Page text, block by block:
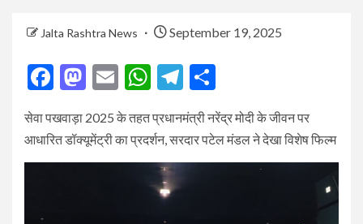
Jalta Rashtra News September 19, 2025
Facebook
Mastodon
EmailWhatsApp
Telegram
सेवा पखवाड़ा 2025 के तहत प्रधानमंत्री नरेंद्र मोदी के जीवन पर
आधारित डॉक्यूमेंट्री का प्रदर्शन, सरदार पटेल मंडल ने देखा विशेष फिल्म